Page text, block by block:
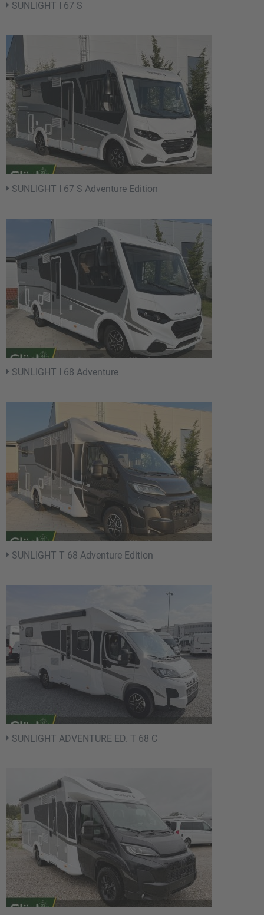
SUNLIGHT I 67 S
SUNLIGHT I 67 S Adventure Edition
SUNLIGHT I 68 Adventure
SUNLIGHT T 68 Adventure Edition
SUNLIGHT ADVENTURE ED. T 68 C